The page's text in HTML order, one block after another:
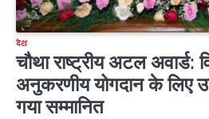
देश
चौथा राष्ट्रीय अटल अवार्ड:
अनुकरणीय योगदान के लिए
गया सम्मानित